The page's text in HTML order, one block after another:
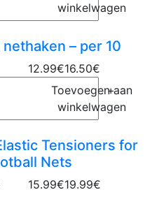
winkelwagen
– per 10
12.99€16.50€
+
Toevoegen aan
winkelwagen
Tensioners for
Nets
15.99€19.99€